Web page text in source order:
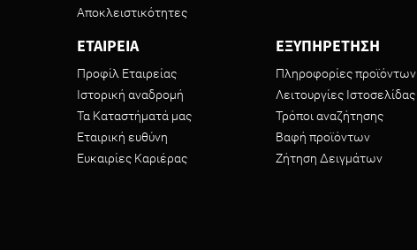
Αποκλειστικότητες
ΕΤΑΙΡΕΙΑ
Προφίλ Εταιρείας
Ιστορική αναδρομή
Τα Καταστήματά μας
Εταιρική ευθύνη
Ευκαιρίες Καριέρας
ΕΞΥΠΗΡΕΤΗΣΗ
Πληροφορίες προϊόντων
Λειτουργίες Ιστοσελίδας
Τρόποι αναζήτησης
Βαφή προϊόντων
Ζήτηση Δειγμάτων